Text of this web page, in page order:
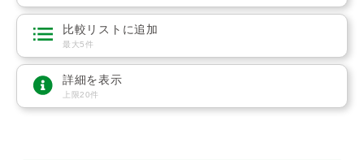
比較リストに追加
最大5件
詳細を表示
上限20件